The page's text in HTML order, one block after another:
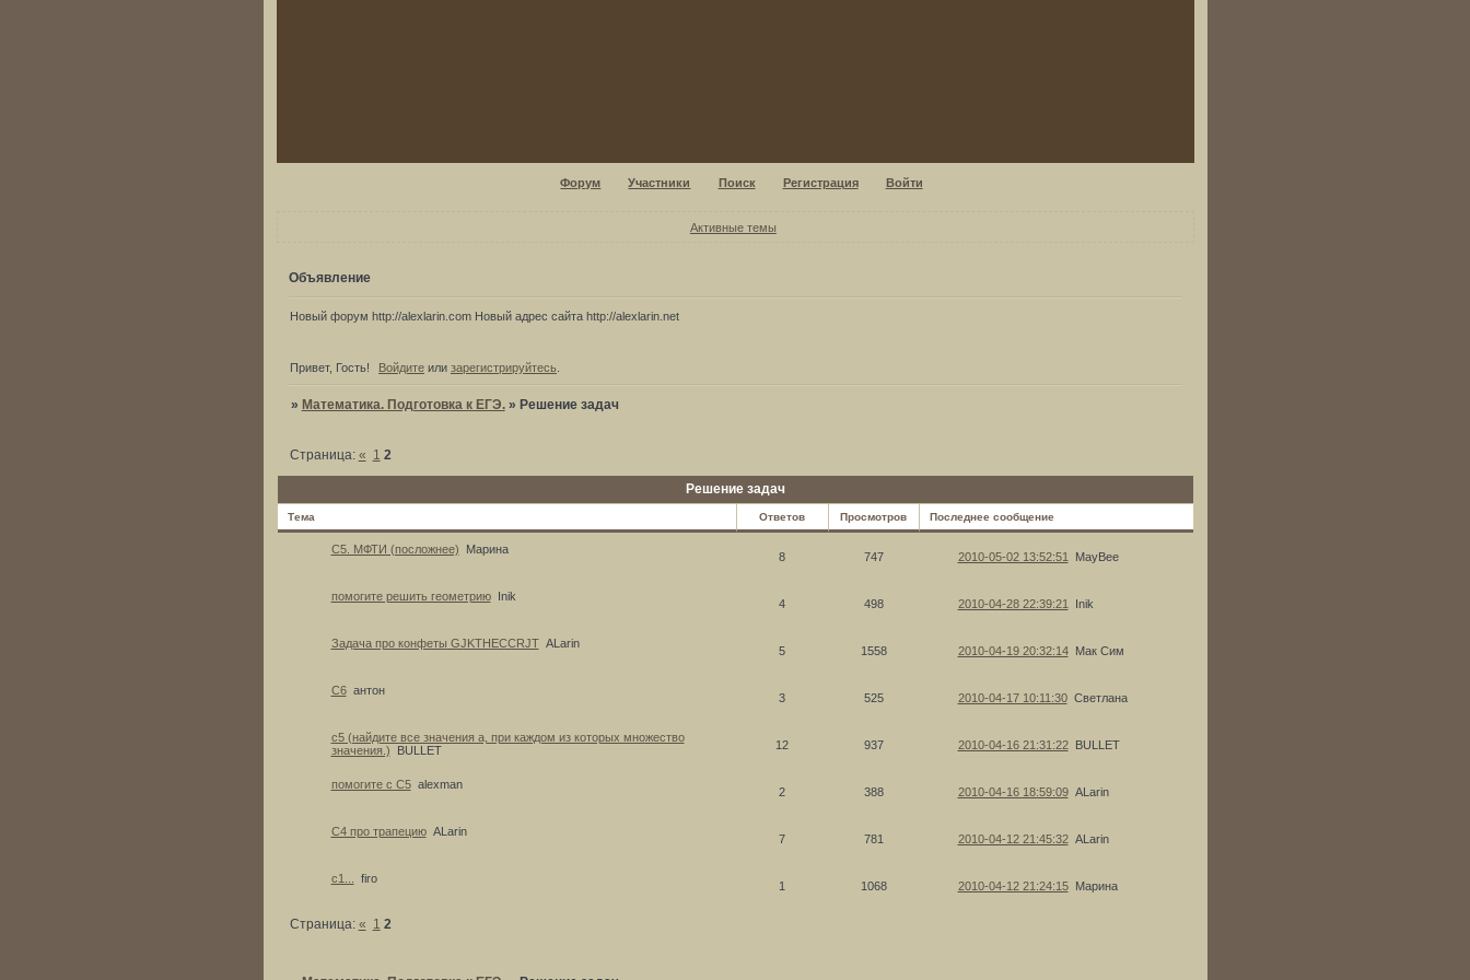
Форум Участники Поиск Регистрация Войти
Активные темы
Объявление
Новый форум http://alexlarin.com Новый адрес сайта http://alexlarin.net
Привет, Гость! Войдите или зарегистрируйтесь
» Математика. Подготовка к ЕГЭ. » Решение задач
Решение задач
Страница: « 1 2
Тема Ответов Просмотров Последнее сообщение
С5. МФТИ (посложнее) Марина
8 747 2010-05-02 13:52:51 MayBee
помогите решить геометрию Inik
4 498 2010-04-28 22:39:21 Inik
Задача про конфеты GJKTHECCRJT ALarin
5 1558 2010-04-19 20:32:14 Мак Сим
С6 антон
3 525 2010-04-17 10:11:30 Светлана
c5 (найдите все значения а, при каждом из которых множество
значения.)
BULLET 12 937 2010-04-16 21:31:22 BULLET
помогите с С5 alexman
2 388 2010-04-16 18:59:09 ALarin
C4 про трапецию ALarin
7 781 2010-04-12 21:45:32 ALarin
c1... firo
1 1068 2010-04-12 21:24:15 Марина
Страница: « 1 2